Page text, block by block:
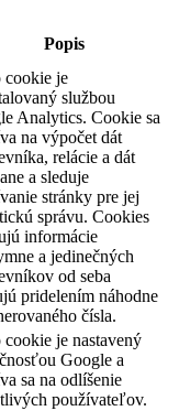
Popis
cookie je
službou
Analytics. Cookie sa
na výpočet dát
relácie a dát
a sleduje
stránky pre jej
správu. Cookies
informácie
a jedinečných
od seba
pridelením náhodne
čísla.
cookie je nastavený
Google a
sa na odlíšenie
používateľov.